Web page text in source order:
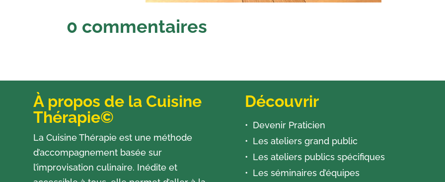
0 commentaires
À propos de la Cuisine
Thérapie©
La Cuisine Thérapie est une méthode
d’accompagnement basée sur
l’improvisation culinaire. Inédite et
Découvrir
Devenir Praticien
Les ateliers grand public
Les ateliers publics spécifiques
Les séminaires d’équipes